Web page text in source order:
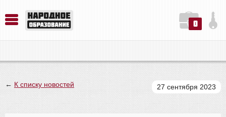
0
← К списку новостей 27 сентября 2023